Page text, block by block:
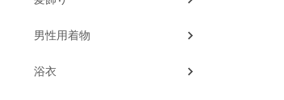
男性用着物
浴衣